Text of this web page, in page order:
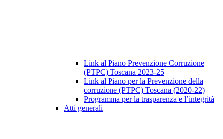
Link al Piano Prevenzione Corruzione
(PTPC) Toscana 2023-25
Link al Piano per la Prevenzione della
corruzione (PTPC) Toscana (2020-22)
Programma per la trasparenza e l’integrità
Atti generali